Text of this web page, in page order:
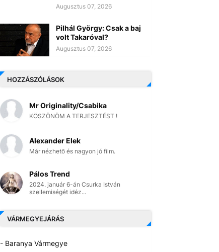
Augusztus 07, 2026
Pilhál György: Csak a baj
volt Takaróval?
Augusztus 07, 2026
HOZZÁSZÓLÁSOK
Mr Originality/Csabika
KÖSZÖNÖM A TERJESZTÉST !
Alexander Elek
Már nézhető és nagyon jó film.
Pálos Trend
2024. január 6-án Csurka István
szellemiségét idéz...
VÁRMEGYEJÁRÁS
- Baranya Vármegye